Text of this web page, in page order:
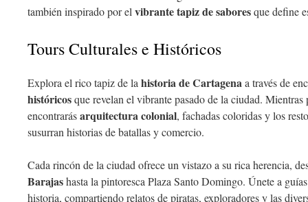
también inspirado por el vibrante tapiz de saboresque define
Tours Culturales e Históricos
Explora el rico tapiz de la historia de Cartagenaa través de
históricosque revelan el vibrante pasado de la ciudad. Mientras
encontrarásarquitectura colonial, fachadas coloridas y los
susurran historias de batallas y comercio.
Cada rincón de la ciudad ofrece un vistazo a su rica herencia,
Barajashasta la pintoresca Plaza Santo Domingo. Únete a
historia, compartiendo relatos de piratas, exploradores y las